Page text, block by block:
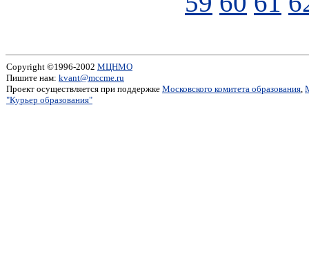
Copyright ©1996-2002 МЦНМО
Пишите нам: kvant@mccme.ru
Проект осуществляется при поддержке Московского комитета образования,
"Курьер образования"